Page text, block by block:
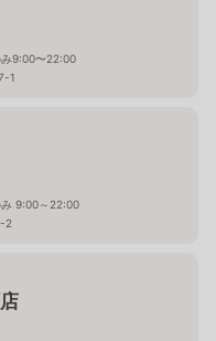
9:00〜22:00
1
9:00～22:00
2